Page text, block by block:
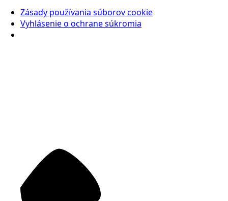
Zásady používania súborov cookie
Vyhlásenie o ochrane súkromia